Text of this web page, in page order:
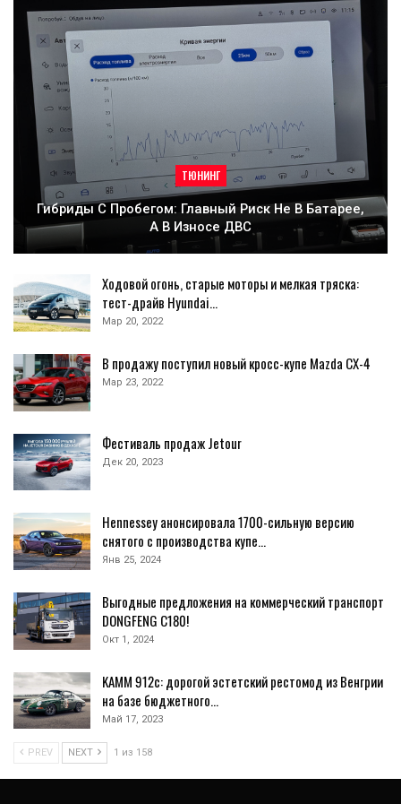
ТЮНИНГ
Гибриды С Пробегом: Главный Риск Не В Батарее,
А В Износе ДВС
Ходовой огонь, старые моторы и мелкая тряска:
тест-драйв Hyundai…
Мар 20, 2022
В продажу поступил новый кросс-купе Mazda CX-4
Мар 23, 2022
Фестиваль продаж Jetour
Дек 20, 2023
Hennessey анонсировала 1700-сильную версию
снятого с производства купе…
Янв 25, 2024
Выгодные предложения на коммерческий транспорт
DONGFENG C180!
Окт 1, 2024
KAMM 912c: дорогой эстетский рестомод из Венгрии
на базе бюджетного…
Май 17, 2023
PREV NEXT 1 из 158